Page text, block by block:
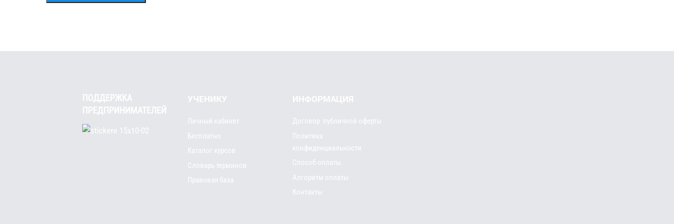
ПОДДЕРЖКА
ПРЕДПРИНИМАТЕЛЕЙ
УЧЕНИКУ
Личный кабинет
Бесплатно
Каталог курсов
Словарь терминов
Правовая база
ИНФОРМАЦИЯ
Договор публичной оферты
Политика
конфиденциальности
Способ оплаты
Алгоритм оплаты
Контакты